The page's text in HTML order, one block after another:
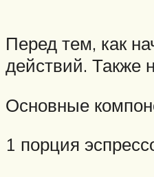
Перед тем, как
действий. Также
Основные
1 порция